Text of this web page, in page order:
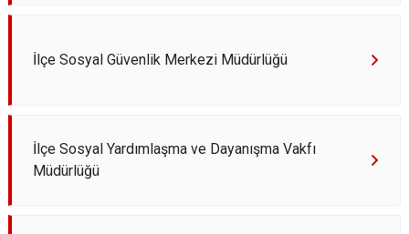
İlçe Sosyal Güvenlik Merkezi Müdürlüğü
İlçe Sosyal Yardımlaşma ve Dayanışma Vakfı
Müdürlüğü